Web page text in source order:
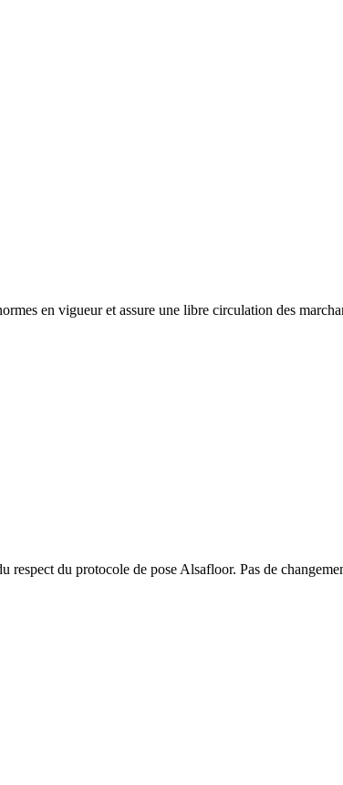
en vigueur et assure une libre circulation des
du protocole de pose Alsafloor. Pas de